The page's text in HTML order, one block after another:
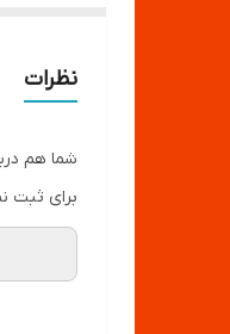
نظرات
شما هم
برای ثبت